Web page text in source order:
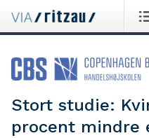
Stort studie:
procent